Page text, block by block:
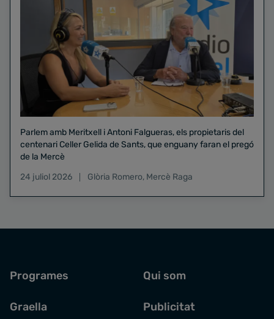
Parlem amb Meritxell i Antoni Falgueras, els propietaris del
centenari Celler Gelida de Sants, que enguany faran el pregó
de la Mercè
24 juliol 2026
Glòria Romero, Mercè Raga
Programes
Graella
Qui som
Publicitat